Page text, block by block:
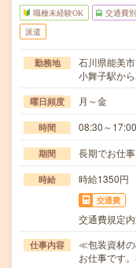
職種未経験OK 交通費
派遣
勤務地
石川県能美市
小舞子駅か
曜日頻度 月～金
時間 08:30～
期間 長期でお仕
時給 時給1350円
交通費
交通費規定
仕事内容
≪包装資材
お仕事です